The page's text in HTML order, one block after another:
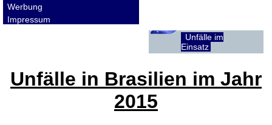
Werbung
Impressum
Unfälle im
Einsatz
Unfälle in Brasilien im Jahr
2015